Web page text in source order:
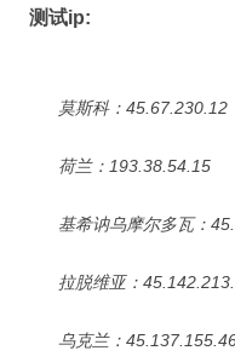
测试ip:
莫斯科：45.67.230.12
荷兰：193.38.54.15
基希讷乌摩尔多瓦：
拉脱维亚：
乌克兰：